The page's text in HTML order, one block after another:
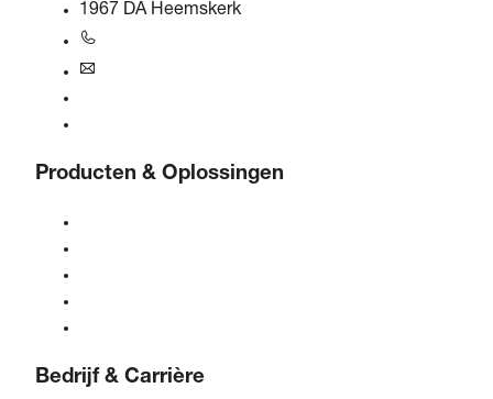
1967 DA Heemskerk
Producten & Oplossingen
Bedrijf & Carrière